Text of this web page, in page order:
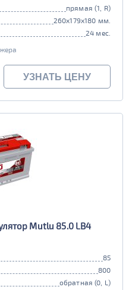
прямая (1, R)
260x179x180 мм.
24 мес.
УЗНАТЬ ЦЕНУ
Mutlu 85.0 LB4
85
800
обратная (0, L)